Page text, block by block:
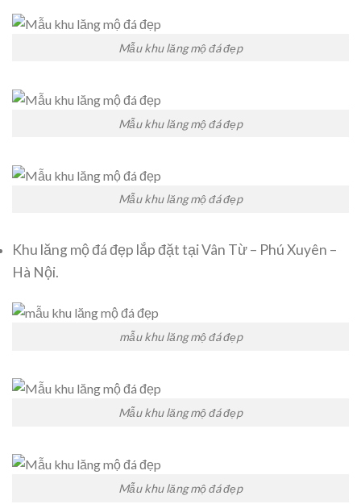
Mẫu khu lăng mộ đá đẹp
Mẫu khu lăng mộ đá đẹp
Mẫu khu lăng mộ đá đẹp
Khu lăng mộ đá đẹp lắp đặt tại Vân Từ – Phú Xuyên –
Hà Nội.
mẫu khu lăng mộ đá đẹp
Mẫu khu lăng mộ đá đẹp
Mẫu khu lăng mộ đá đẹp